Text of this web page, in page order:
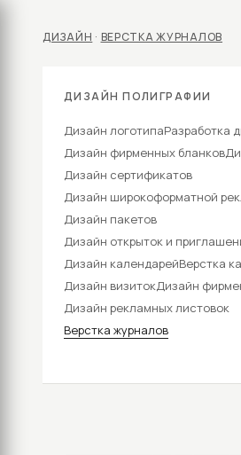
ДИЗАЙН · ВЕРСТКА ЖУРНАЛОВ
ДИЗАЙН ПОЛИГРАФИИ
Дизайн логотипаРазработка
Дизайн фирменных бланков
Дизайн сертификатов
Дизайн широкоформатной
Дизайн пакетов
Дизайн открыток и
Дизайн календарейВерстка
Дизайн визитокДизайн
Дизайн рекламных листовок
Верстка журналов